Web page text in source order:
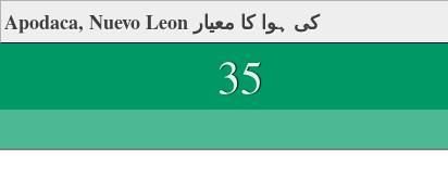
Apodaca, Nuevo Leon کی ہوا کا معیار
35